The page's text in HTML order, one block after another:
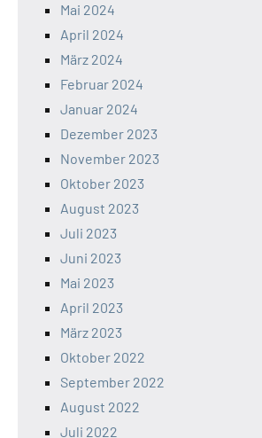
Mai 2024
April 2024
März 2024
Februar 2024
Januar 2024
Dezember 2023
November 2023
Oktober 2023
August 2023
Juli 2023
Juni 2023
Mai 2023
April 2023
März 2023
Oktober 2022
September 2022
August 2022
Juli 2022